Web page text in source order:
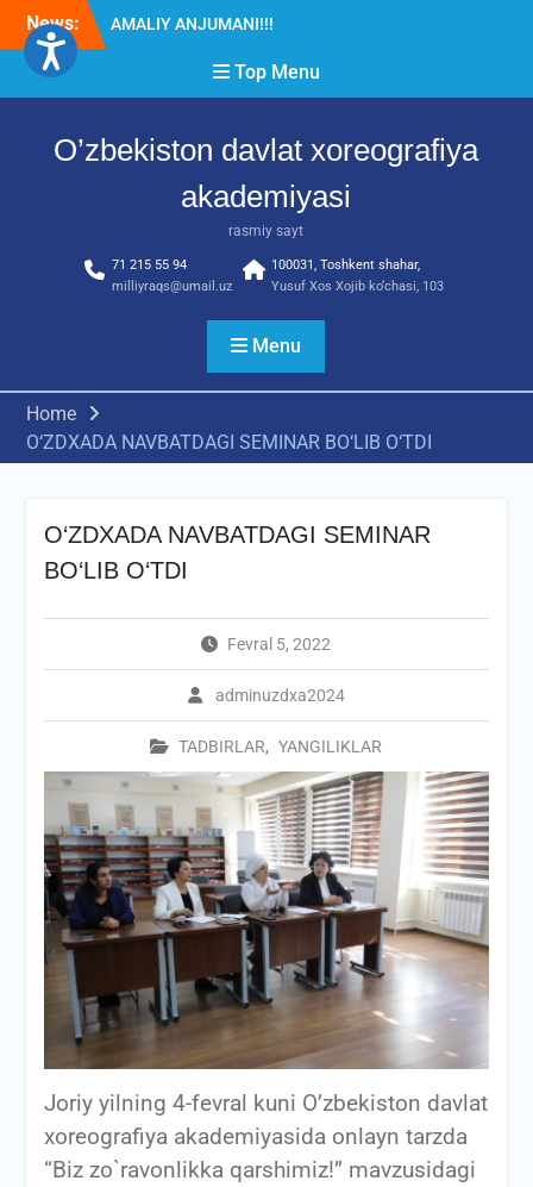
Skip
content
News:
Diqqat e’lon!
2026” tadbiri bo‘lib o‘tdi
RESPUBLIKA ILMIY-
Top Menu
O’zbekiston davlat xoreografiya
akademiyasi
rasmiy sayt
71 215 55 94
milliyraqs@umail.uz
100031, Toshkent shahar,
Yusuf Xos Xojib ko‘chasi, 103
Menu
Home
О‘ZDXADA NAVBATDAGI SEMINAR BО‘LIB О‘TDI
О‘ZDXADA NAVBATDAGI SEMINAR
BО‘LIB О‘TDI
Fevral 5, 2022
adminuzdxa2024
TADBIRLAR, YANGILIKLAR
Joriy yilning 4-fevral kuni O’zbekiston davlat
xoreografiya akademiyasida onlayn tarzda
“Biz zo`ravonlikka qarshimiz!” mavzusidagi